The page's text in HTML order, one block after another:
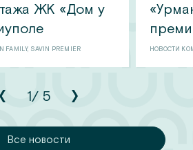
ЖК «Дом у
SAVIN PREMIER НОВОСТИ
1/ 5
Все новости